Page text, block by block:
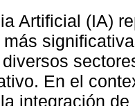
Artificial (IA)
En el
integración